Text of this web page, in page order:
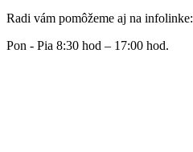
Radi vám pomôžeme aj na infolinke:
Pon - Pia 8:30 hod – 17:00 hod.